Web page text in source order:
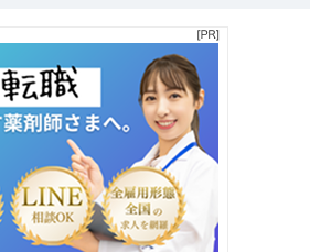
雇用形態】 正社員 【資格】 介護福祉士 / 介護
る
提供：レバウェル介護
デイサービス／日勤・夜勤両方／正社
坂
紹介予定派遣 年間休日100日以上